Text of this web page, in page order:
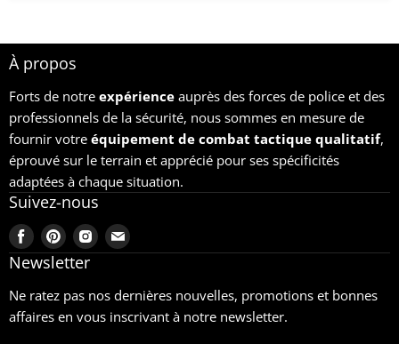
À propos
Forts de notre expérience auprès des forces de police et des
professionnels de la sécurité, nous sommes en mesure de
fournir votre équipement de combat tactique qualitatif,
éprouvé sur le terrain et apprécié pour ses spécificités
adaptées à chaque situation.
Suivez-nous
Trouvez-
nous
Facebook
Trouvez-
nous
Pinterest
Trouvez-
nous
Trouvez-
nous
Newsletter
Ne ratez pas nos dernières nouvelles, promotions et bonnes
affaires en vous inscrivant à notre newsletter.